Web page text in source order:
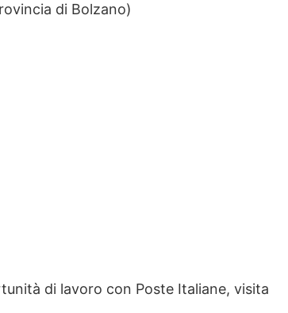
di Bolzano)
di lavoro con Poste Italiane, visita